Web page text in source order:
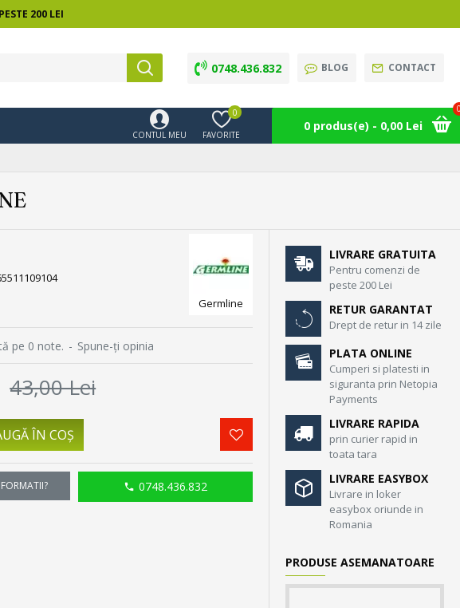
200 LEI
0748.436.832 BLOG CONTACT
CONTUL MEU FAVORITE
0
0 produs(e) - 0,00 Lei
Germline
pe 0 note. - Spune-ţi opinia
43,00 Lei
ÎN COŞ
0748.436.832
LIVRARE GRATUITA
Pentru comenzi de
peste 200 Lei
RETUR GARANTAT
Drept de retur in 14 zile
PLATA ONLINE
Cumperi si platesti in
siguranta prin Netopia
Payments
LIVRARE RAPIDA
prin curier rapid in
toata tara
LIVRARE EASYBOX
Livrare in loker
easybox oriunde in
Romania
PRODUSE ASEMANATOARE